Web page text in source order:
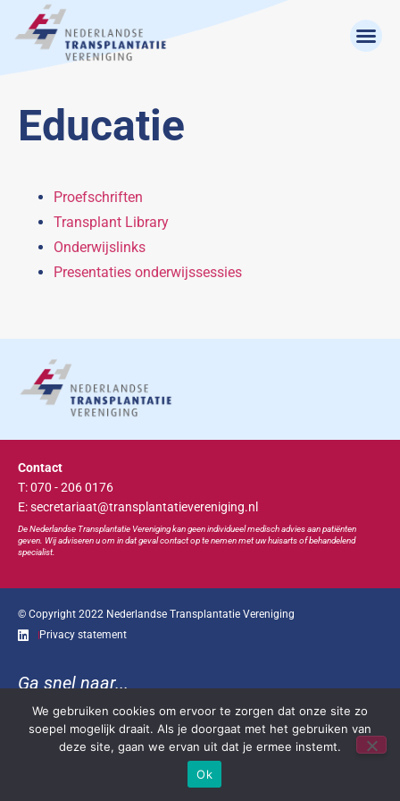
Educatie
Proefschriften
Transplant Library
Onderwijslinks
Presentaties onderwijssessies
Contact
T: 070 - 206 0176
E: secretariaat@transplantatievereniging.nl
De Nederlandse Transplantatie Vereniging kan geen individueel medisch advies aan patiënten
geven. Wij adviseren u om in dat geval contact op te nemen met uw huisarts of behandelend
specialist.
© Copyright 2022 Nederlandse Transplantatie Vereniging
Privacy statement
Ga snel naar...
Bootcongres Educatie Bestuur Contact
We gebruiken cookies om ervoor te zorgen dat onze site zo
soepel mogelijk draait. Als je doorgaat met het gebruiken van
deze site, gaan we ervan uit dat je ermee instemt.
Ok